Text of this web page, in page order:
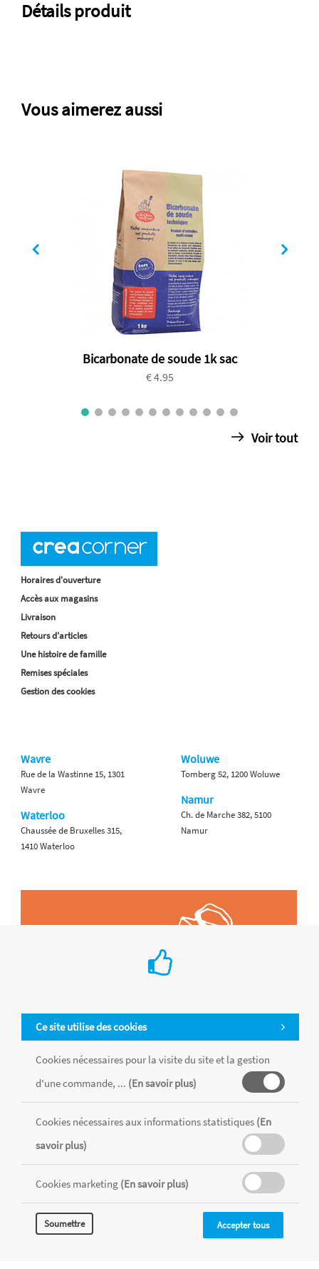
Détails produit
Vous aimerez aussi
Bicarbonate de soude 1k sac
€ 4.95
Voir tout
Ce site utilise des cookies
Cookies nécessaires pour la visite du site et la gestion
d'une commande, ... (En savoir plus)
Cookies nécessaires aux informations statistiques (En
savoir plus)
Cookies marketing (En savoir plus)
Soumettre Accepter tous
Horaires d'ouverture
Accès aux magasins
Livraison
Retours d'articles
Une histoire de famille
Remises spéciales
Gestion des cookies
Wavre
Rue de la Wastinne 15, 1301
Wavre
Waterloo
Chaussée de Bruxelles 315,
1410 Waterloo
Woluwe
Tomberg 52, 1200 Woluwe
Namur
Ch. de Marche 382, 5100
Namur
Tous les produits sont vendus dans la limite des stocks disponibles de
chaque magasin, toutes taxes comprises.
MENTIONS LÉGALES CONDITIONS GÉNÉRALES